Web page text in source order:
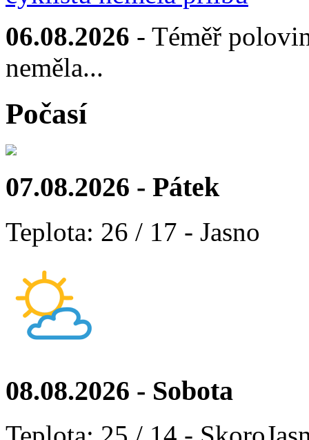
06.08.2026 - Téměř
neměla...
Počasí
07.08.2026 - Pátek
Teplota: 26 / 17 - Jasno
08.08.2026 - Sobota